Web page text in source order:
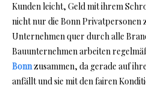
Kunden leicht, Geld mit ihrem
nicht nur die Bonn Privatpersonen
Unternehmen quer durch alle
Bauunternehmen arbeiten
Bonnzusammen, da gerade auf
anfällt und sie mit den fairen